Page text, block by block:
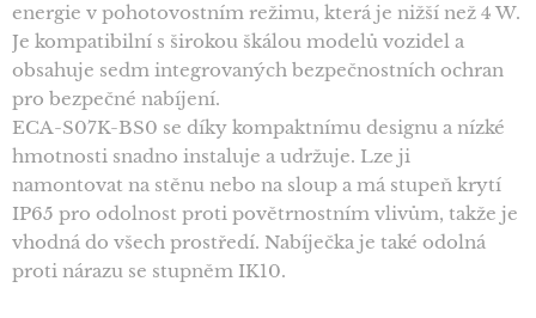
energie v pohotovostním režimu, která je nižší než 4 W.
Je kompatibilní s širokou škálou modelů vozidel a
obsahuje sedm integrovaných bezpečnostních ochran
pro bezpečné nabíjení.
ECA-S07K-BS0 se díky kompaktnímu designu a nízké
hmotnosti snadno instaluje a udržuje. Lze ji
namontovat na stěnu nebo na sloup a má stupeň krytí
IP65 pro odolnost proti povětrnostním vlivům, takže je
vhodná do všech prostředí. Nabíječka je také odolná
proti nárazu se stupněm IK10.